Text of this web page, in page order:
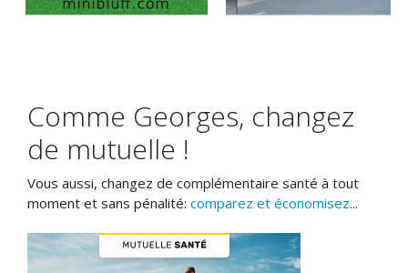
Comme Georges, changez
de mutuelle !
Vous aussi, changez de complémentaire santé à tout
moment et sans pénalité: comparez et économisez...